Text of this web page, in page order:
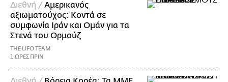
Διεθνή / Αμερικανός
αξιωματούχος: Κοντά σε
συμφωνία Ιράν και Ομάν για τα
Στενά του Ορμούζ
THE LIFO TEAM
1 ΩΡΕΣ ΠΡΙΝ